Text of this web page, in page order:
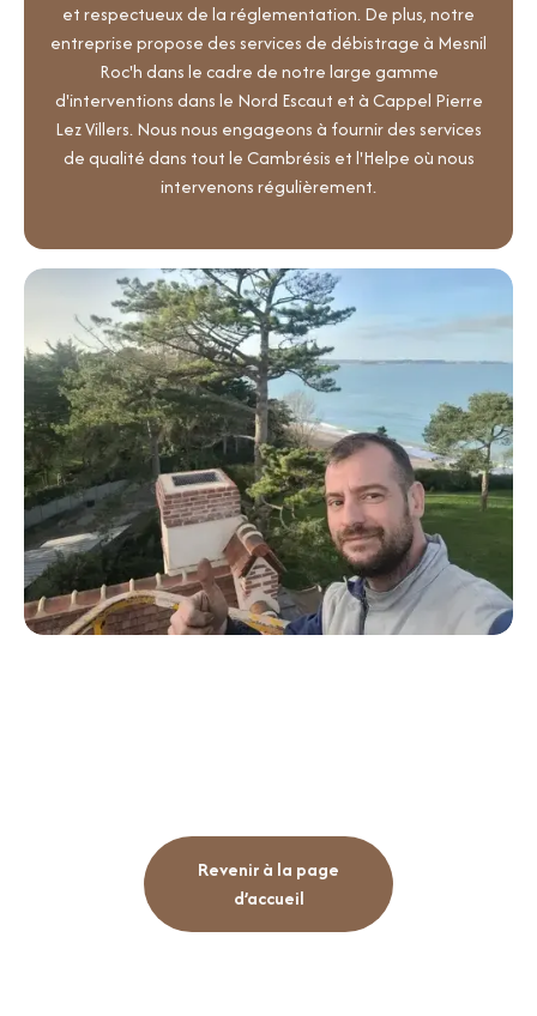
et respectueux de la réglementation. De plus, notre
entreprise propose des services de débistrage à Mesnil
Roc'h dans le cadre de notre large gamme
d'interventions dans le Nord Escaut et à Cappel Pierre
Lez Villers. Nous nous engageons à fournir des services
de qualité dans tout le Cambrésis et l'Helpe où nous
intervenons régulièrement.
Revenir à la page
d’accueil